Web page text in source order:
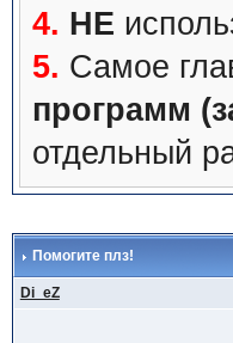
4. НЕ
5. Самое
программ
отдельный
Помогите плз!
Di_eZ